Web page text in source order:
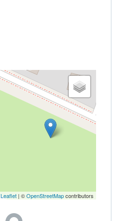
Leaflet | ©OpenStreetMapcontributors